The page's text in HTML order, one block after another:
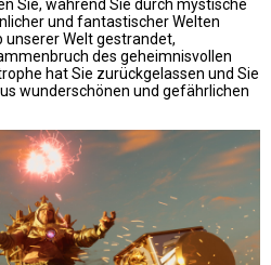
Sie, während Sie durch mystische
und fantastischer Welten
unserer Welt gestrandet,
des geheimnisvollen
hat Sie zurückgelassen und Sie
wunderschönen und gefährlichen